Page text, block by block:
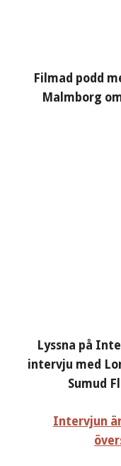
Filmad podd
Malmborg
Lyssna på
intervju med
Sumud
Intervjun